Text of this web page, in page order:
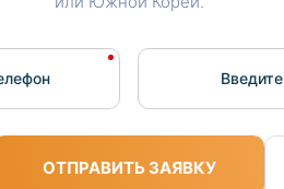
ОТПРАВИТЬ ЗАЯВКУ